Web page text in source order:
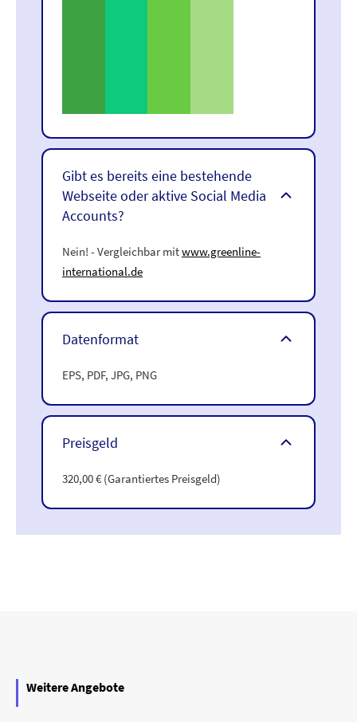
Gibt es bereits eine bestehende
Webseite oder aktive Social Media
Accounts?
Nein! - Vergleichbar mitwww.greenline-
international.de
Datenformat
EPS, PDF, JPG, PNG
Preisgeld
320,00 € (Garantiertes Preisgeld)
Weitere Angebote